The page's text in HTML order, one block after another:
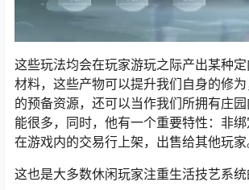
这些玩法均会在玩家游玩之际产出某种
材料，这些产物可以提升我们自身的修
的预备资源，还可以当作我们所拥有庄
能很多，同时，他有一个重要特性： 非绑
在游戏内的交易行上架，出售给其他玩家
这也是大多数休闲玩家注重生活技艺系统